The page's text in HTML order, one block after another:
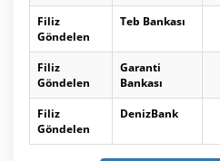
Filiz
Göndelen
Teb Bankası
Filiz
Göndelen
Garanti
Bankası
Filiz
Göndelen
DenizBank